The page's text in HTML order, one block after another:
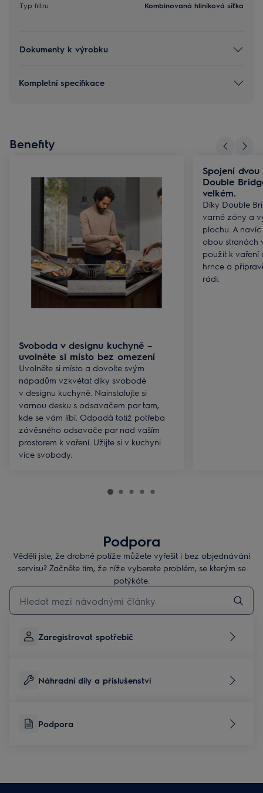
Typ filtru Kombinovaná hliníková síťka
Dokumenty k výrobku
Kompletní specifikace
Benefity
Svoboda v designu kuchyně –
uvolněte si místo bez omezení
Uvolněte si místo a dovolte svým
nápadům vzkvétat díky svobodě
v designu kuchyně. Nainstalujte si
varnou desku s odsavačem par tam,
kde se vám líbí. Odpadá totiž potřeba
závěsného odsavače par nad vaším
prostorem k vaření. Užijte si v kuchyni
více svobody.
Spojení
Double
velkém.
Díky Double
varné zóny a
plochu. A
obou stranách
použít k vaření
hrnce a
rádi.
Podpora
Věděli jste, že drobné potíže můžete vyřešit i bez objednávání
servisu? Začněte tím, že níže vyberete problém, se kterým se
potýkáte.
Pro vyhledávání v článcích technické podpory začněte psát
Zaregistrovat spotřebič
Náhradní díly a příslušenství
Podpora